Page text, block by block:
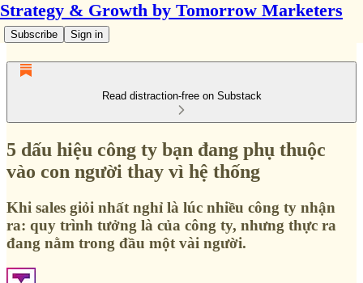
Strategy & Growth by Tomorrow Marketers
Subscribe Sign in
Read distraction-free on Substack
5 dấu hiệu công ty bạn đang phụ thuộc
vào con người thay vì hệ thống
Khi sales giỏi nhất nghỉ là lúc nhiều công ty nhận
ra: quy trình tưởng là của công ty, nhưng thực ra
đang nằm trong đầu một vài người.